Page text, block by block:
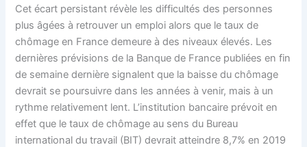
Cet écart persistant révèle les difficultés des personnes
plus âgées à retrouver un emploi alors que le taux de
chômage en France demeure à des niveaux élevés. Les
dernières prévisions de la Banque de France publiées en fin
de semaine dernière signalent que la baisse du chômage
devrait se poursuivre dans les années à venir, mais à un
rythme relativement lent. L’institution bancaire prévoit en
effet que le taux de chômage au sens du Bureau
international du travail (BIT) devrait atteindre 8,7% en 2019